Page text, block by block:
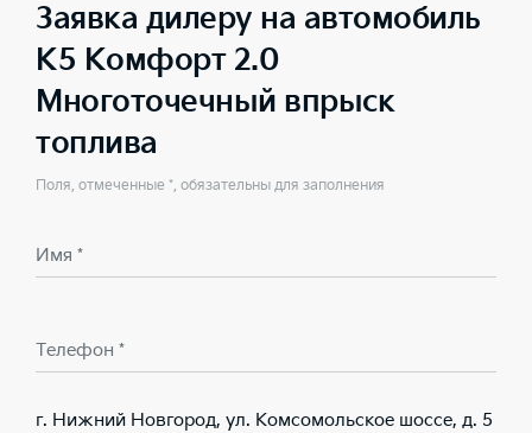
Заявка дилеру на автомобиль
K5 Комфорт 2.0
Многоточечный впрыск
топлива
Поля, отмеченные *, обязательны для заполнения
Имя *
Телефон *
г. Нижний Новгород, ул. Комсомольское шоссе, д. 5